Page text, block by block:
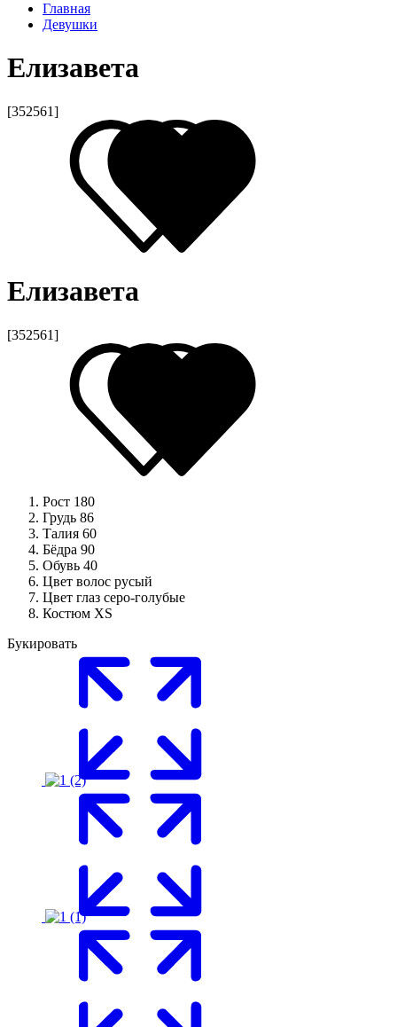
Главная
Девушки
Елизавета
[352561]
Елизавета
[352561]
Рост 180
Грудь 86
Талия 60
Бёдра 90
Обувь 40
Цвет волос русый
Цвет глаз серо-голубые
Костюм XS
Букировать